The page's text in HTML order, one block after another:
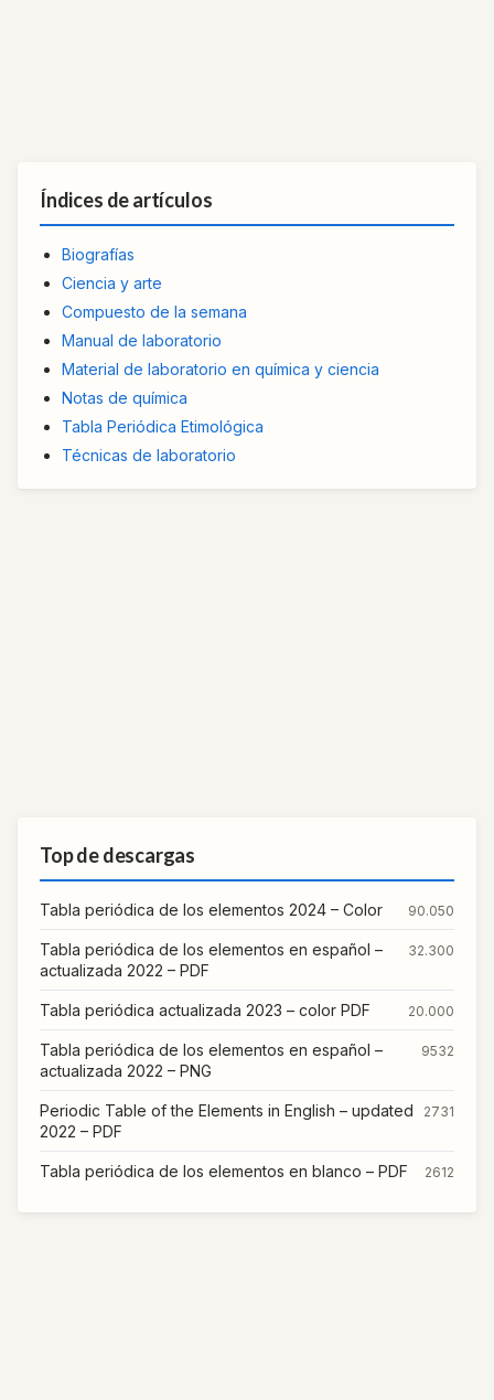
Índices de artículos
Biografías
Ciencia y arte
Compuesto de la semana
Manual de laboratorio
Material de laboratorio en química y ciencia
Notas de química
Tabla Periódica Etimológica
Técnicas de laboratorio
Top de descargas
Tabla periódica de los elementos 2024 – Color 90.050
Tabla periódica de los elementos en español –
actualizada 2022 – PDF
32.300
Tabla periódica actualizada 2023 – color PDF 20.000
Tabla periódica de los elementos en español –
actualizada 2022 – PNG
9532
Periodic Table of the Elements in English – updated
2022 – PDF
2731
Tabla periódica de los elementos en blanco – PDF 2612